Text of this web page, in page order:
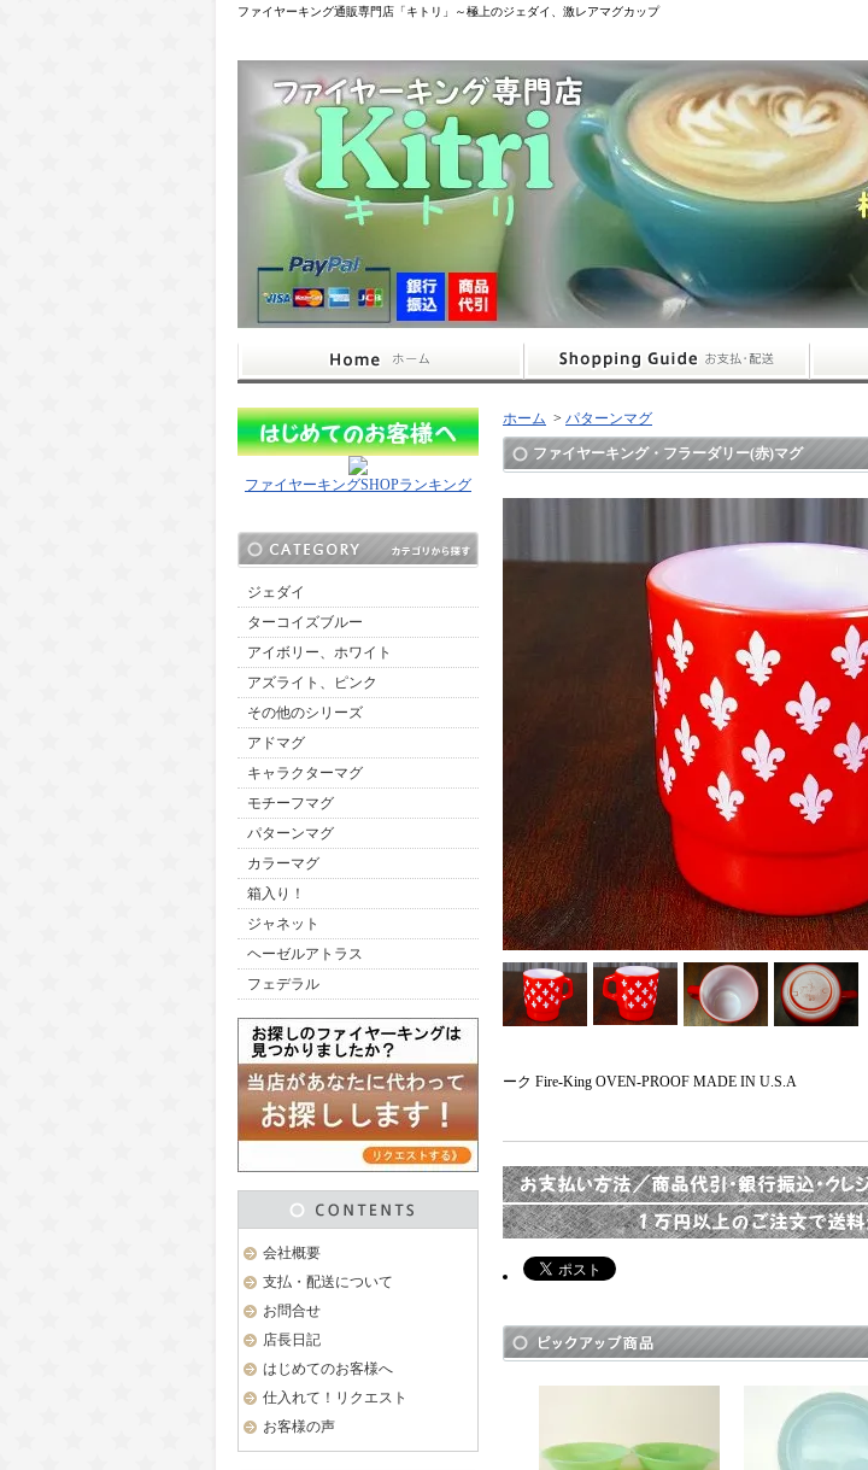
ファイヤーキング通販専門店「キトリ」～極上のジェダイ、激レアマグカップ
ファイヤーキングSHOPランキング
ジェダイ
ターコイズブルー
アイボリー、ホワイト
アズライト、ピンク
その他のシリーズ
アドマグ
キャラクターマグ
モチーフマグ
パターンマグ
カラーマグ
箱入り！
ジャネット
ヘーゼルアトラス
フェデラル
会社概要
支払・配送について
お問合せ
店長日記
はじめてのお客様へ
仕入れて！リクエスト
お客様の声
ホーム > パターンマグ
ファイヤーキング・フラーダリー(赤)マグ
ーク Fire-King OVEN-PROOF MADE IN U.S.A